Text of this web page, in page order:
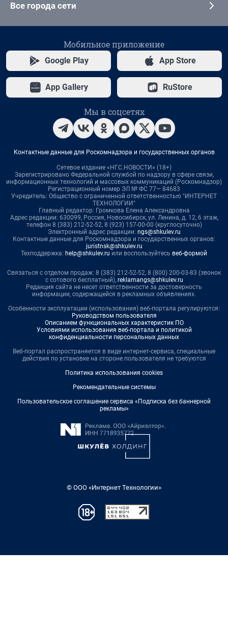
Все города сети
Мобильное приложение
Google Play App Store
App Gallery RuStore
Мы в соцсетях
Контактные данные для Роскомнадзора и государственных органов
Сетевое издание «НГС.НОВОСТИ» (18+)
Зарегистрировано Федеральной службой по надзору в сфере связи,
информационных технологий и массовых коммуникаций (Роскомнадзор)
Регистрационный номер ЭЛ № ФС 77— 84683
Учредитель: Общество с ограниченной ответственностью "ИНТЕРНЕТ
ТЕХНОЛОГИИ"
Главный редактор: Громкова Елена Александровна
Адрес редакции: 630099, Россия, Новосибирск, ул. Ленина, д. 12, 6 этаж,
телефон 8 (383) 212-52-52, 8 (923) 157-00-00 (круглосуточно)
Электронный адрес редакции: ngs@shkulev.ru
Контактные данные для Роскомнадзора и государственных органов:
juristnsk@shkulev.ru
Техподдержка: help@shkulev.ru или воспользуйтесь веб-формой
Связаться с отделом продаж: 8 (383) 212-52-52, 8 (800) 200-03-83 (звонок
с сотового бесплатный), reklamangs@shkulev.ru
Редакция сайта не несет ответственности за достоверность
информации, содержащейся в рекламных объявлениях.
Особенности эксплуатации (использования) веб-портала регулируются:
Руководством пользователя
Описанием функциональных характеристик ПО
Условиями использования веб-портала и политикой
конфиденциальности персональных данных
Веб-портал распространяется в виде интернет-сервиса, специальные
действия по установке на стороне пользователя не требуются
Политика использования cookies
Рекомендательные системы
Пользовательское соглашение сервиса «Подписка без баннерной
рекламы»
© ООО «Интернет Технологии»